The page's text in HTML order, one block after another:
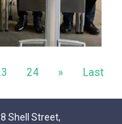
24 » Last
Shell Street,